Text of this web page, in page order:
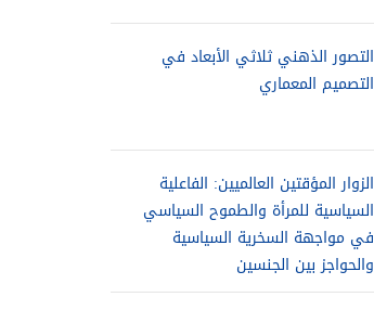
التصور الذهني ثلاثي الأبعاد في
التصميم المعماري
الزوار المؤقتين العالميين: الفاعلية
السياسية للمرأة والطموح السياسي
في مواجهة السخرية السياسية
والحواجز بين الجنسين